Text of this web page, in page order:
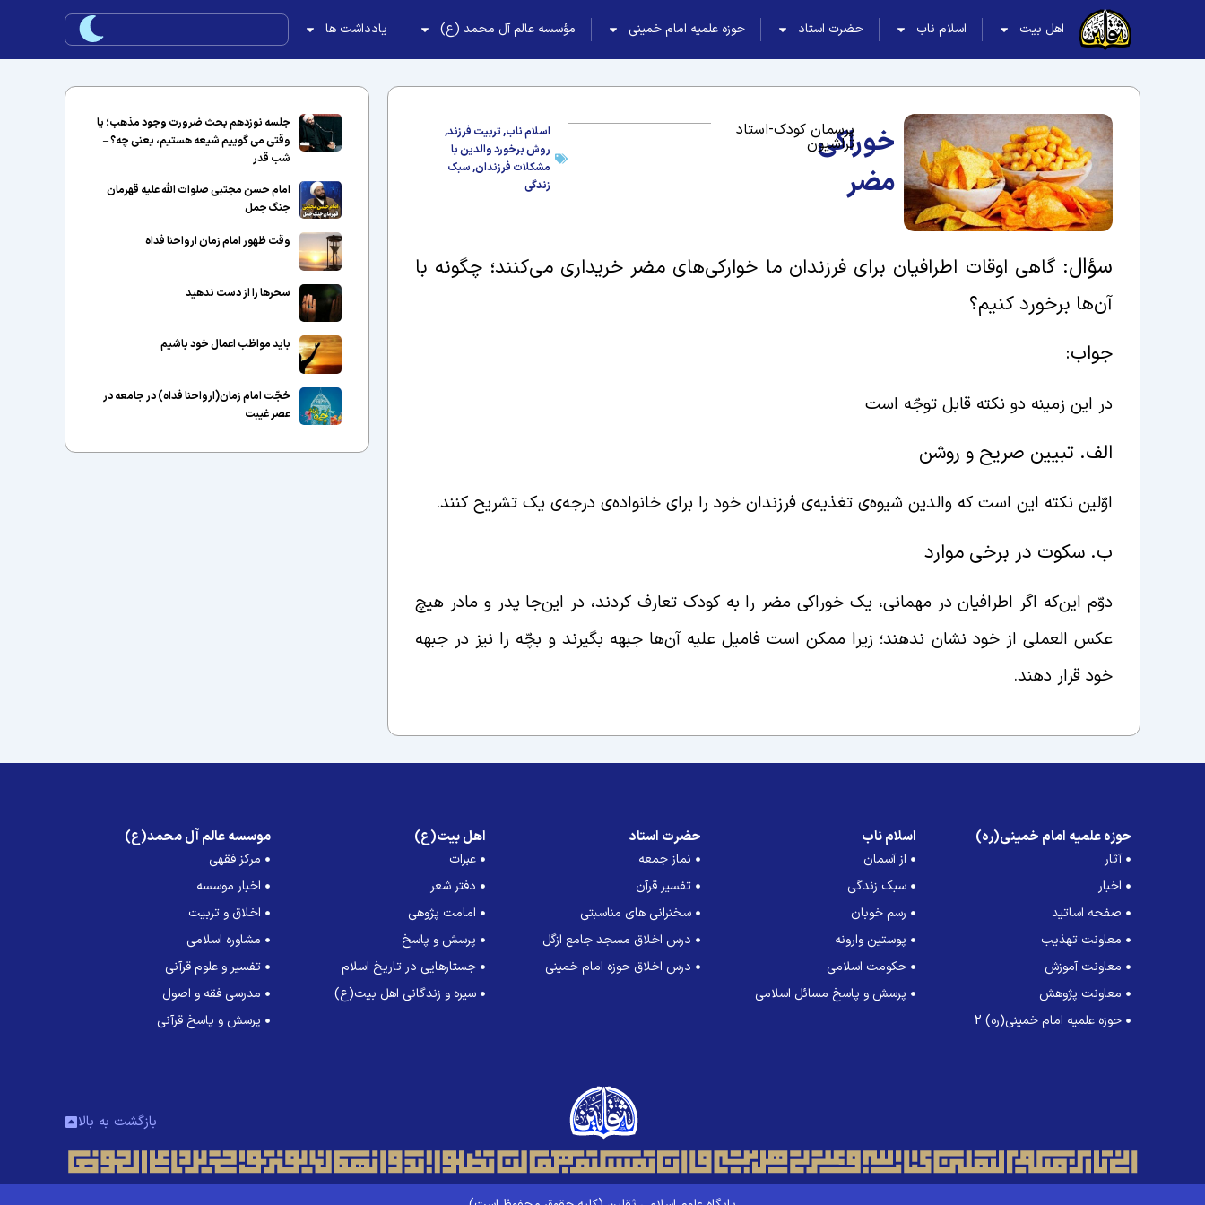
اهل بیت اسلام ناب حضرت استاد حوزه علمیه امام خمینی مؤسسه عالم آل محمد (ع) یادداشت ها
خوراکی
مضر
پرسمان کودک-استاد
تراشیون
اسلام ناب,تربیت فرزند,
روش برخورد والدین با
مشکلات فرزندان,سبک
زندگی
سؤال: گاهی اوقات اطرافیان برای فرزندان ما خوارکی‌های مضر خریداری می‌کنند؛ چگونه با
آن‌ها برخورد کنیم؟
جواب:
در این زمینه دو نکته قابل توجّه است
الف. تبیین صریح و روشن
اوّلین نکته این است که والدین شیوه‌ی تغذیه‌ی فرزندان خود را برای خانواده‌ی درجه‌ی یک تشریح کنند.
ب. سکوت در برخی موارد
دوّم این‌که اگر اطرافیان در مهمانی، یک خوراکی مضر را به کودک تعارف کردند، در این‌جا پدر و مادر هیچ
عکس العملی از خود نشان ندهند؛ زیرا ممکن است فامیل علیه آن‌ها جبهه بگیرند و بچّه را نیز در جبهه
خود قرار دهند.
جلسه نوزدهم بحث ضرورت وجود مذهب؛ یا
وقتی می گوییم شیعه هستیم، یعنی چه؟ –
شب قدر
امام حسن مجتبی صلوات الله علیه قهرمان
جنگ جمل
وقت ظهور امام زمان ارواحنا فداه
سحرها را از دست ندهید
باید مواظب اعمال خود باشیم
حُجّت امام زمان(ارواحنا فداه) در جامعه در
عصر غیبت
حوزه علمیه امام خمینی(ره)
آثار
اخبار
صفحه اساتید
معاونت تهذیب
معاونت آموزش
معاونت پژوهش
حوزه علمیه امام خمینی(ره) 2
اسلام ناب
از آسمان
سبک زندگی
رسم خوبان
پوستین وارونه
حکومت اسلامی
پرسش و پاسخ مسائل اسلامی
حضرت استاد
نماز جمعه
تفسیر قرآن
سخنرانی های مناسبتی
درس اخلاق مسجد جامع ازگل
درس اخلاق حوزه امام خمینی
اهل بیت(ع)
عبرات
دفتر شعر
امامت پژوهی
پرسش و پاسخ
جستارهایی در تاریخ اسلام
سیره و زندگانی اهل بیت(ع)
موسسه عالم آل محمد(ع)
مرکز فقهی
اخبار موسسه
اخلاق و تربیت
مشاوره اسلامی
تفسیر و علوم قرآنی
مدرسی فقه و اصول
پرسش و پاسخ قرآنی
بازگشت به بالا